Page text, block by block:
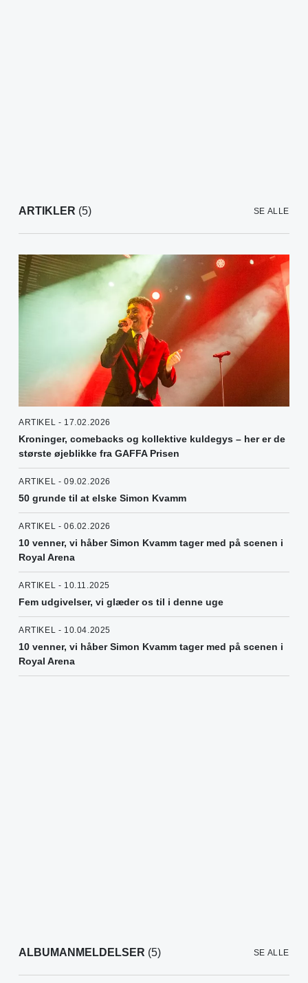
ARTIKLER (5) SE ALLE
ARTIKEL - 17.02.2026
Kroninger, comebacks og kollektive kuldegys – her er de
største øjeblikke fra GAFFA Prisen
ARTIKEL - 09.02.2026
50 grunde til at elske Simon Kvamm
ARTIKEL - 06.02.2026
10 venner, vi håber Simon Kvamm tager med på scenen i
Royal Arena
ARTIKEL - 10.11.2025
Fem udgivelser, vi glæder os til i denne uge
ARTIKEL - 10.04.2025
10 venner, vi håber Simon Kvamm tager med på scenen i
Royal Arena
ALBUMANMELDELSER (5) SE ALLE